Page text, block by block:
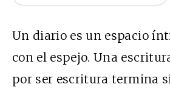
Un diario es un espacio
con el espejo. Una
por ser escritura termina